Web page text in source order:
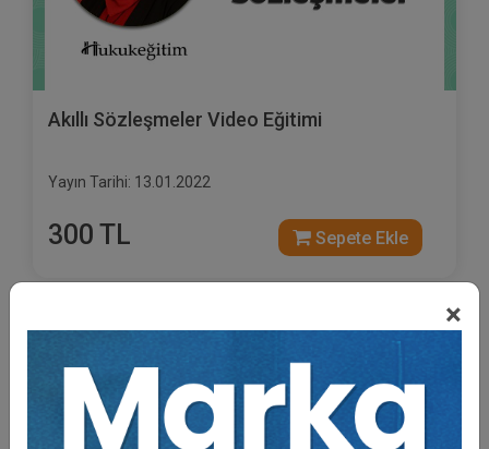
×
Akıllı Sözleşmeler Video Eğitimi
Yayın Tarihi: 13.01.2022
300 TL Sepete Ekle
Tüketici Hukuku Enstitüsü